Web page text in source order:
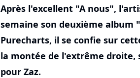
Après l'excellent "A nous",
semaine son deuxième album
Purecharts, il se confie sur
la montée de l'extrême droite,
pour Zaz.